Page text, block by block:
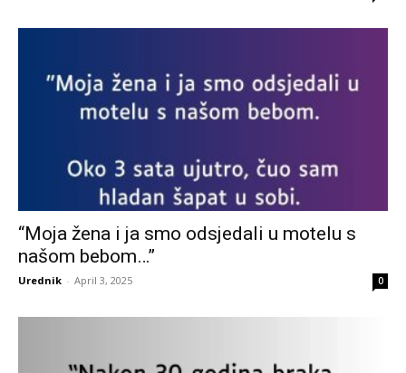
“Moja žena i ja smo odsjedali u motelu s
našom bebom…”
Urednik - April 3, 2025 0